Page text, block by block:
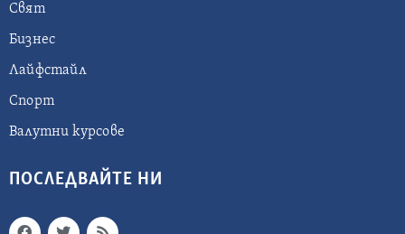
Свят
Бизнес
Лайфстайл
Спорт
Валутни курсове
ПОСЛЕДВАЙТЕ НИ